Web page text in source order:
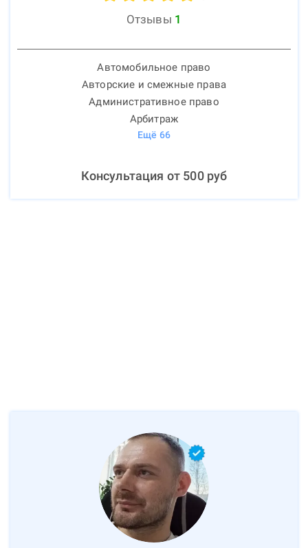
Отзывы 1
Автомобильное право
Авторские и смежные права
Административное право
Арбитраж
Ещё 66
Консультация от 500руб